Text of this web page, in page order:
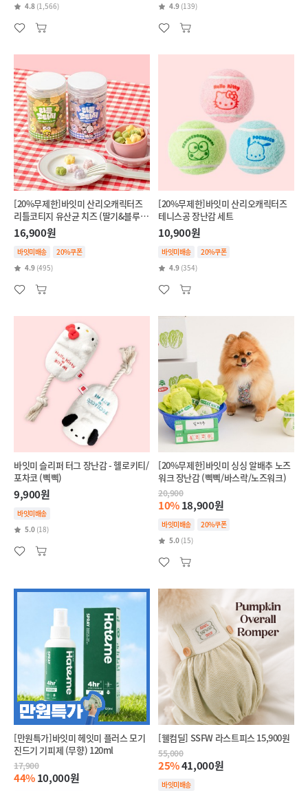
4.8 (1,566)
4.9 (139)
[20%무제한]바잇미 산리오캐릭터즈
리틀코티지 유산균 치즈 (딸기&블루베
리/단호박&브로콜리)
16,900원
바잇미배송
20%쿠폰
4.9 (495)
[20%무제한]바잇미 산리오캐릭터즈
테니스공 장난감 세트
10,900원
바잇미배송
20%쿠폰
4.9 (354)
바잇미 슬리퍼 터그 장난감 - 헬로키티/
포차코 (삑삑)
9,900원
바잇미배송
5.0 (18)
[20%무제한]바잇미 싱싱 알배추 노즈
워크 장난감 (삑삑/바스락/노즈워크)
20,900
10%18,900원
바잇미배송
20%쿠폰
5.0 (15)
[만원특가]바잇미 헤잇미 플러스 모기
진드기 기피제 (무향) 120ml
17,900
44%10,000원
[웰컴딜] SSFW 라스트피스 15,900원
55,000
25%41,000원
바잇미배송